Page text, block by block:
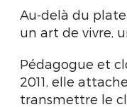
Au-delà du
un art de vivre,
Pédagogue et
2011, elle
transmettre le